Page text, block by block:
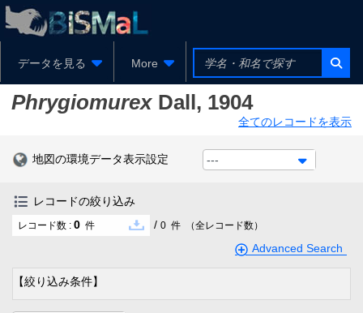
データを見る More
Phrygiomurex Dall, 1904
全てのレコードを表示
地図の環境データ表示設定 ---
レコードの絞り込み
レコード数 : 0 件 / 0 件 （全レコード数）
Advanced Search
【絞り込み条件】